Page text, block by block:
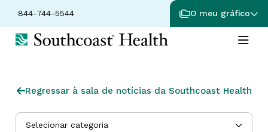
844-744-5544 O meu gráfico
Regressar à sala de notícias da Southcoast Health
Selecionar categoria